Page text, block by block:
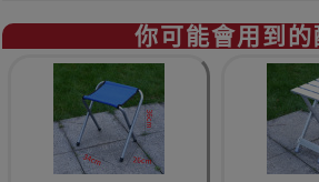
你可能會用到的